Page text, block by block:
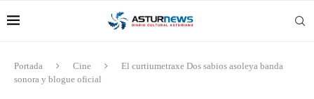
Portada Cine
El curtiumetraxe Dos sabios asoleya banda
sonora y blogue oficial